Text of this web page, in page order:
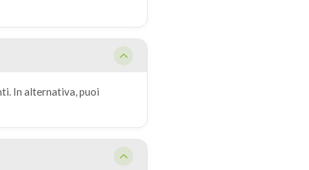
In alternativa, puoi